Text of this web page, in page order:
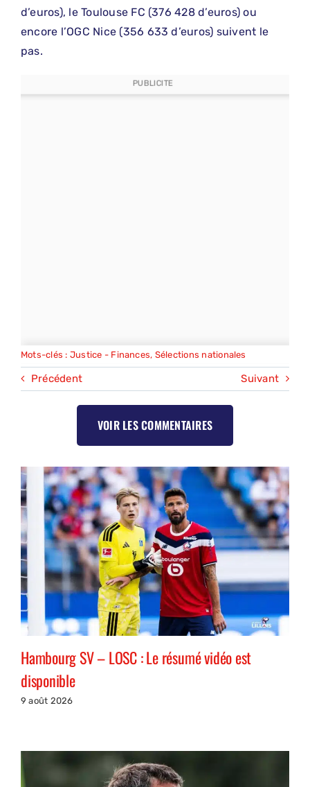
d’euros), le Toulouse FC (376 428 d’euros) ou
encore l’OGC Nice (356 633 d’euros) suivent le
pas.
PUBLICITE
Mots-clés : Justice - Finances, Sélections nationales
Précédent Suivant
VOIR LES COMMENTAIRES
Hambourg SV – LOSC : Le résumé vidéo est
disponible
9 août 2026